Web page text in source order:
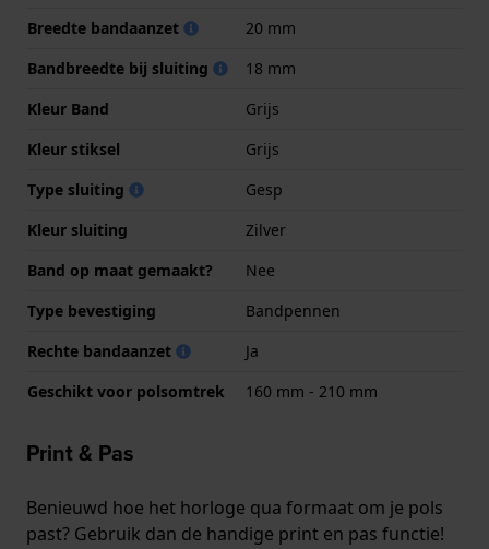
Breedte bandaanzet
20 mm
Bandbreedte bij sluiting
18 mm
Kleur Band
Grijs
Kleur stiksel
Grijs
Type sluiting
Gesp
Kleur sluiting
Zilver
Band op maat gemaakt?
Nee
Type bevestiging
Bandpennen
Rechte bandaanzet
Ja
Geschikt voor polsomtrek
160 mm - 210 mm
Print & Pas
Benieuwd hoe het horloge qua formaat om je pols
past? Gebruik dan de handige print en pas functie!